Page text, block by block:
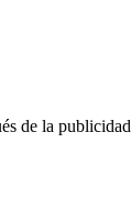
de la publicidad